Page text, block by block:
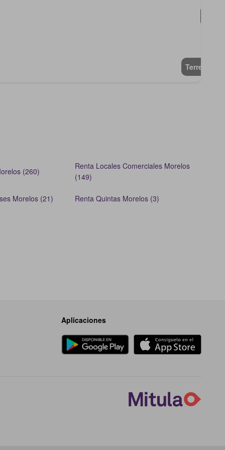
Terreno
(260)
Renta Locales Comerciales Morelos
(149)
Morelos (21) Renta Quintas Morelos (3)
Aplicaciones